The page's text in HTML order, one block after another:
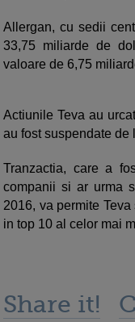
Allergan, cu sedii
33,75 miliarde de
valoare de 6,75
Actiunile Teva au
au fost suspendate de
Tranzactia, care a
companii si ar urma
2016, va permite
in top 10 al celor mai
Share it!